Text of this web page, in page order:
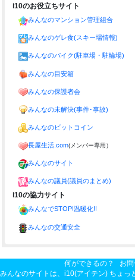
i10のお役立ちサイト
みんなのマンション管理組合
みんなのゲレ食(スキー場情報)
みんなのバイク(駐車場・駐輪場)
みんなの目安箱
みんなの保護者会
みんなの未解決(事件･事故)
みんなのビットコイン
長屋生活.com(メンバー専用）
みんなのサイト
みんなの議員(議員のまとめ)
i10の協力サイト
みんなでSTOP!温暖化!!
みんなの交通安全
何ができるの？ お
みんなのサイトは、 i10(アイテン) ちょっ